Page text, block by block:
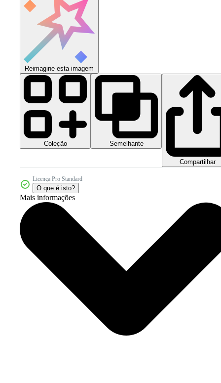
Reimagine esta imagem
Coleção Semelhante
Compartilhar
Licença Pro Standard
O que é isto?
Mais informações